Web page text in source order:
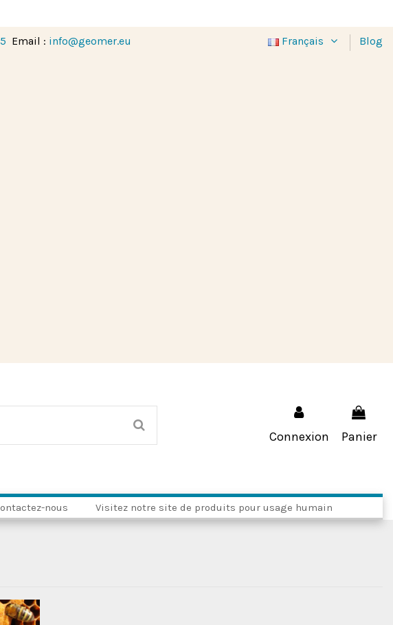
Email : info@geomer.eu Français Blog
Connexion Panier
nous Visitez notre site de produits pour usage humain